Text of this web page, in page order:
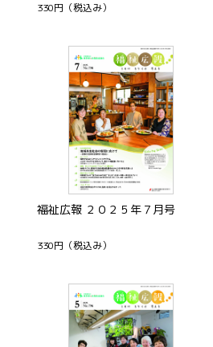
330円 （税込み）
福祉広報 ２０２５年７月号
330円 （税込み）